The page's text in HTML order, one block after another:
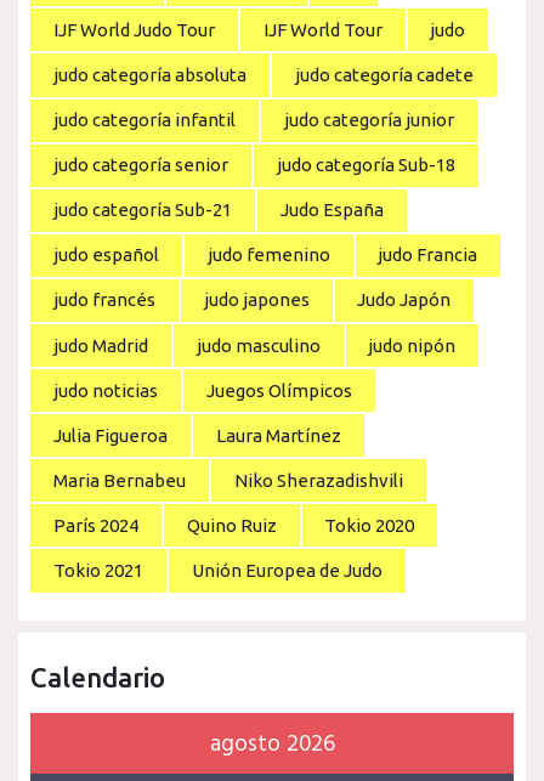
IJF World Judo Tour IJF World Tour judo
judo categoría absoluta judo categoría cadete
judo categoría infantil judo categoría junior
judo categoría senior judo categoría Sub-18
judo categoría Sub-21 Judo España
judo español judo femenino judo Francia
judo francés judo japones Judo Japón
judo Madrid judo masculino judo nipón
judo noticias Juegos Olímpicos
Julia Figueroa Laura Martínez
Maria Bernabeu Niko Sherazadishvili
París 2024 Quino Ruiz Tokio 2020
Tokio 2021 Unión Europea de Judo
Calendario
agosto 2026